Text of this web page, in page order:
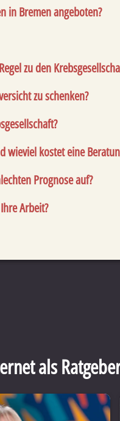
in Bremen angeboten?
zu den
zu schenken?
kostet eine
Prognose auf?
Arbeit?
als